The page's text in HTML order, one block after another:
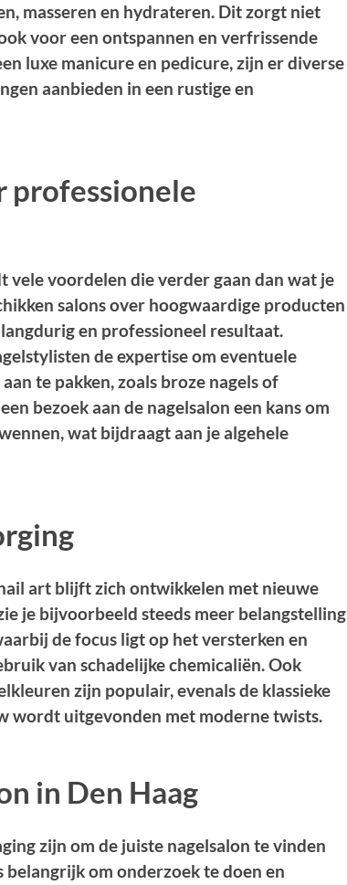
masseren en hydrateren. Dit zorgt niet
voor een ontspannen en verfrissende
luxe manicure en pedicure, zijn er diverse
aanbieden in een rustige en
professionele
vele voordelen die verder gaan dan wat je
salons over hoogwaardige producten
en professioneel resultaat.
de expertise om eventuele
te pakken, zoals broze nagels of
bezoek aan de nagelsalon een kans om
wat bijdraagt aan je algehele
art blijft zich ontwikkelen met nieuwe
je bijvoorbeeld steeds meer belangstelling
de focus ligt op het versterken en
van schadelijke chemicaliën. Ook
zijn populair, evenals de klassieke
wordt uitgevonden met moderne twists.
in Den Haag
zijn om de juiste nagelsalon te vinden
om onderzoek te doen en